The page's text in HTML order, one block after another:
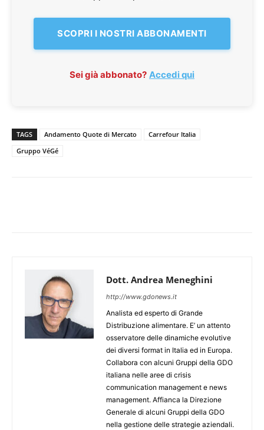
SCOPRI I NOSTRI ABBONAMENTI
Sei già abbonato? Accedi qui
TAGS Andamento Quote di Mercato
Carrefour Italia
Gruppo VéGé
Dott. Andrea Meneghini
http://www.gdonews.it
Analista ed esperto di Grande
Distribuzione alimentare. E’ un attento
osservatore delle dinamiche evolutive
dei diversi format in Italia ed in Europa.
Collabora con alcuni Gruppi della GDO
italiana nelle aree di crisis
communication management e news
management. Affianca la Direzione
Generale di alcuni Gruppi della GDO
nella gestione delle strategie aziendali.